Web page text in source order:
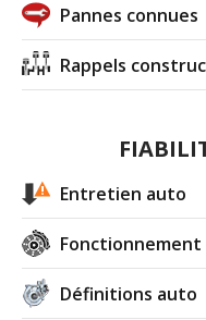
Pannes connues
Rappels
Entretien auto
Définitions auto